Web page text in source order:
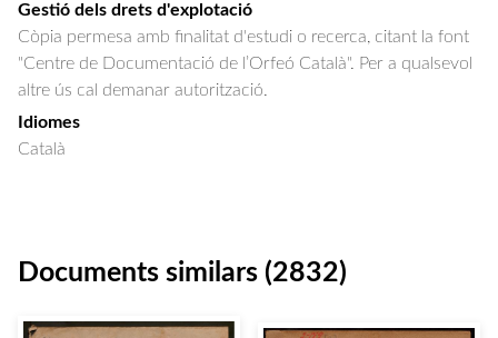
Gestió dels drets d'explotació
Còpia permesa amb finalitat d'estudi o recerca, citant la font
"Centre de Documentació de l’Orfeó Català". Per a qualsevol
altre ús cal demanar autorització.
Idiomes
Català
Documents similars (2832)